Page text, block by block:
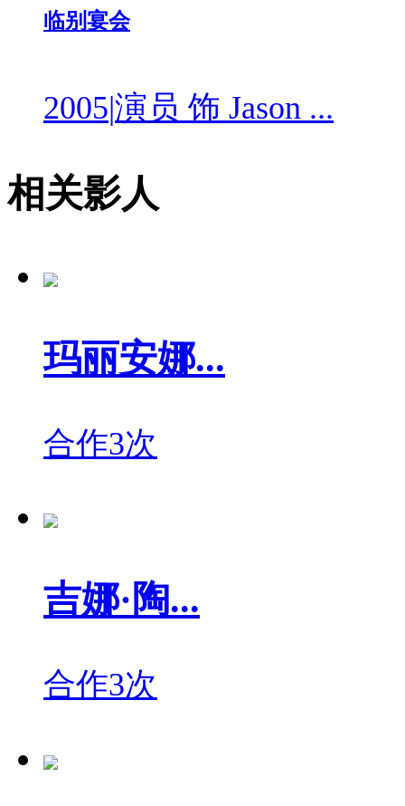
临别宴会
2005|演员 饰 Jason ...
相关影人
玛丽安娜...
合作3次
吉娜·陶...
合作3次